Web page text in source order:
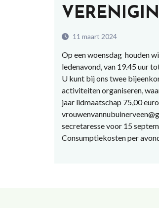
11 maart 2024
Op een woensdag houden
ledenavond, van 19.45 uur
U kunt bij ons twee
activiteiten organiseren,
jaar lidmaatschap 75,00
secretaresse voor 15
Consumptiekosten per